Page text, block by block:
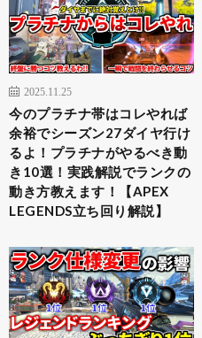
2025.11.25
今のプラチナ帯はコレやれば
余裕でシーズン27ダイヤ行け
るよ！プラチナがやるべき動
き10選！実践解説でランクの
動き方教えます！【APEX
LEGENDS立ち回り解説】